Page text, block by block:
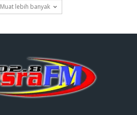
Muat lebih banyak